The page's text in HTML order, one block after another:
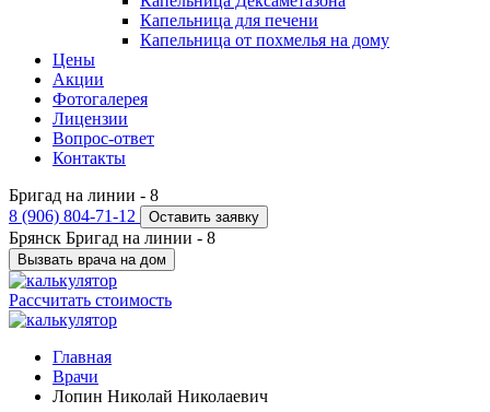
Капельница для печени
Капельница от похмелья на дому
Цены
Акции
Фотогалерея
Лицензии
Вопрос-ответ
Контакты
Бригад на линии - 8
8 (906) 804-71-12
Оставить заявку
Брянск Бригад на линии - 8
Вызвать врача на дом
Рассчитать стоимость
Главная
Врачи
Лопин Николай Николаевич